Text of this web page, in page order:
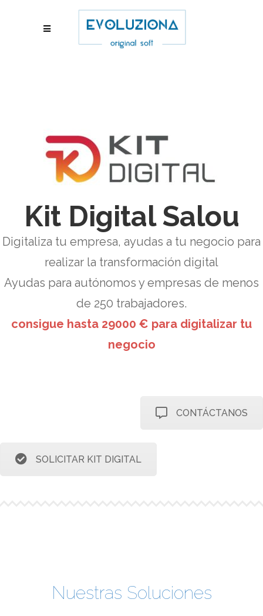
Kit Digital Salou
Digitaliza tu empresa, ayudas a tu negocio para
realizar la transformación digital
Ayudas para autónomos y empresas de menos
de 250 trabajadores.
consigue hasta 29000 € para digitalizar tu
negocio
CONTÁCTANOS
SOLICITAR KIT DIGITAL
Nuestras Soluciones